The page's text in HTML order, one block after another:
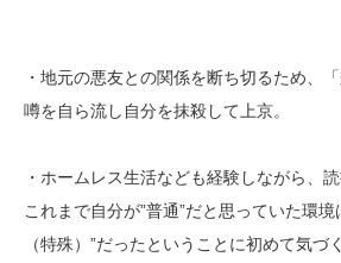
・地元の悪友との関係を断ち切るため、
噂を自ら流し自分を抹殺して上京。
・ホームレス生活なども経験しながら、
これまで自分が”普通”だと思っていた環
（特殊）”だったということに初めて気づく